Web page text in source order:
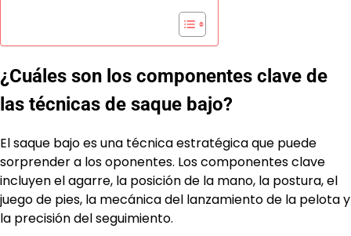
¿Cuáles son los componentes clave de
las técnicas de saque bajo?
El saque bajo es una técnica estratégica que puede
sorprender a los oponentes. Los componentes clave
incluyen el agarre, la posición de la mano, la postura, el
juego de pies, la mecánica del lanzamiento de la pelota y
la precisión del seguimiento.